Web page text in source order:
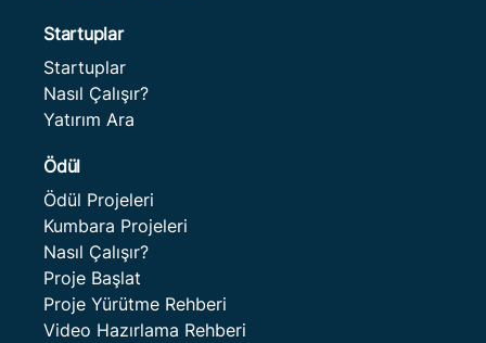
Startuplar
Startuplar
Nasıl Çalışır?
Yatırım Ara
Ödül
Ödül Projeleri
Kumbara Projeleri
Nasıl Çalışır?
Proje Başlat
Proje Yürütme Rehberi
Video Hazırlama Rehberi